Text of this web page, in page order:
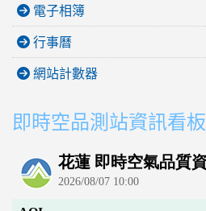
電子相簿
行事曆
網站計數器
即時空品測站資訊看板